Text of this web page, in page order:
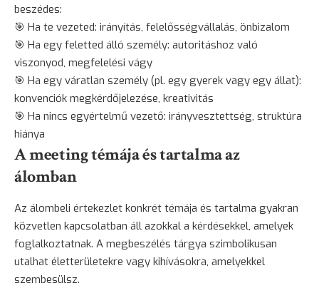
beszédes:
🎯 Ha te vezeted: irányítás, felelősségvállalás, önbizalom
🎯 Ha egy feletted álló személy: autoritáshoz való
viszonyod, megfelelési vágy
🎯 Ha egy váratlan személy (pl. egy gyerek vagy egy állat):
konvenciók megkérdőjelezése, kreativitás
🎯 Ha nincs egyértelmű vezető: irányvesztettség, struktúra
hiánya
A meeting témája és tartalma az
álomban
Az álombeli értekezlet konkrét témája és tartalma gyakran
közvetlen kapcsolatban áll azokkal a kérdésekkel, amelyek
foglalkoztatnak. A megbeszélés tárgya szimbolikusan
utalhat életterületekre vagy kihívásokra, amelyekkel
szembesülsz.